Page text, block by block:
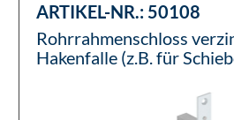
ARTIKEL-NR.: 50108
Rohrrahmenschloss
Hakenfalle (z.B. für